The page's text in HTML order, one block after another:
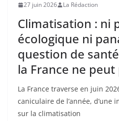
27 juin 2026 La Rédaction
Climatisation : ni
écologique ni
question de
la France ne
La France traverse en juin
caniculaire de l’année, d’une
sur la climatisation